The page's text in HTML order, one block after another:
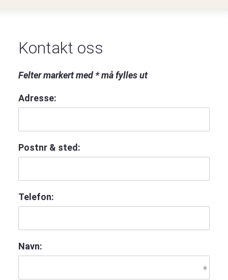
Kontakt oss
Felter markert med * må fylles ut
Adresse:
Postnr & sted:
Telefon:
Navn: